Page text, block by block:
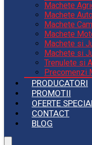
Machete
Machete Auto
Machete
Machete
Machete si
Machete si
Trenulete si
Precomenzi
PRODUCATORI
PROMOTII
OFERTE
CONTACT
BLOG